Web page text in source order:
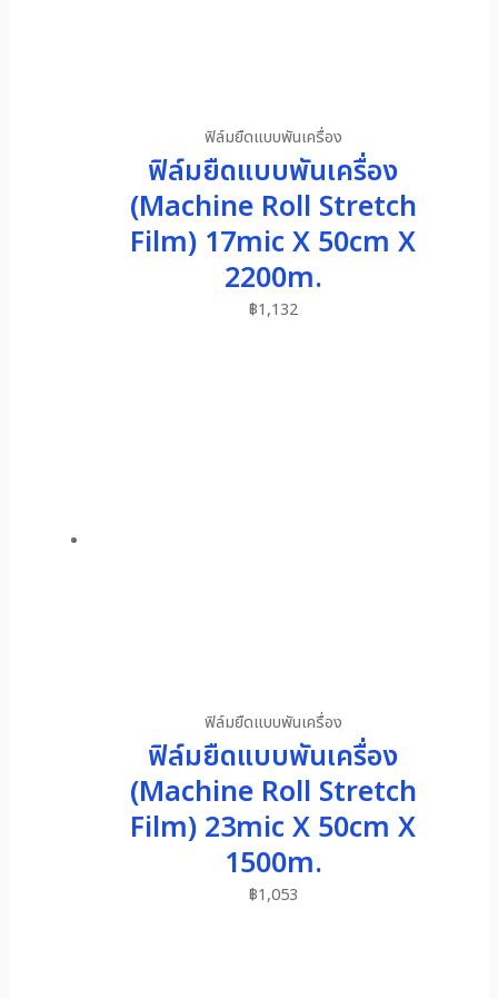
ฟิล์มยืดแบบพันเครื่อง
ฟิล์มยืดแบบพันเครื่อง
(Machine Roll Stretch
Film) 17mic X 50cm X
2200m.
฿1,132
ฟิล์มยืดแบบพันเครื่อง
ฟิล์มยืดแบบพันเครื่อง
(Machine Roll Stretch
Film) 23mic X 50cm X
1500m.
฿1,053